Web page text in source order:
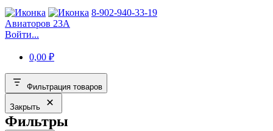
8-902-940-33-19
Авиаторов 23А
Войти...
0,00 ₽
Фильтрация товаров
Закрыть
Фильтры